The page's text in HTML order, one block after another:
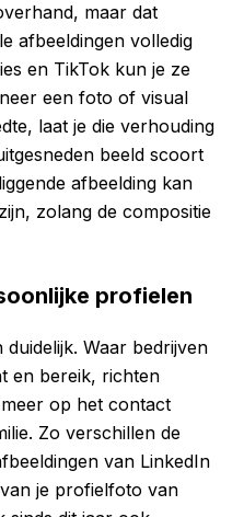
maar dat
afbeeldingen volledig
en TikTok kun je ze
een foto of visual
laat je die verhouding
beeld scoort
afbeelding kan
zolang de compositie
profielen
Waar bedrijven
en bereik, richten
op het contact
Zo verschillen de
van LinkedIn
je profielfoto van